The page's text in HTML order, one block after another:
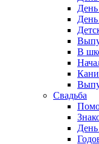
В
Свадьба